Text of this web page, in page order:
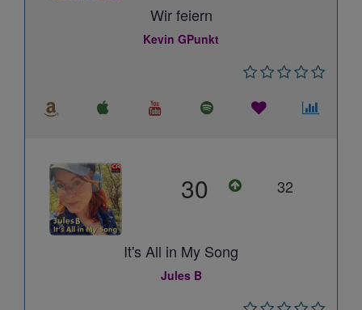
Wir feiern
Kevin GPunkt
30 32
It's All in My Song
Jules B